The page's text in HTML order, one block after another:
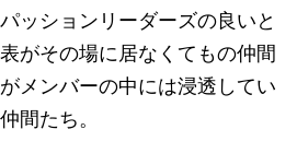
ッションリーダーズの良いと
がその場に居なくてもの仲間
メンバーの中には浸透してい
間たち。